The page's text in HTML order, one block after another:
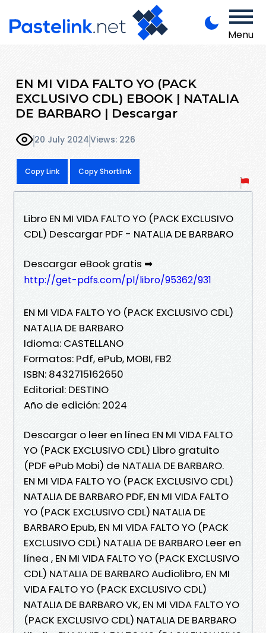
Menu
EN MI VIDA FALTO YO (PACK
EXCLUSIVO CDL) EBOOK | NATALIA
DE BARBARO | Descargar
20 July 2024Views: 226
Copy Link Copy Shortlink
Libro EN MI VIDA FALTO YO (PACK EXCLUSIVO
CDL) Descargar PDF - NATALIA DE BARBARO
Descargar eBook gratis ➡
http://get-pdfs.com/pl/libro/95362/931
EN MI VIDA FALTO YO (PACK EXCLUSIVO CDL)
NATALIA DE BARBARO
Idioma: CASTELLANO
Formatos: Pdf, ePub, MOBI, FB2
ISBN: 8432715162650
Editorial: DESTINO
Año de edición: 2024
Descargar o leer en línea EN MI VIDA FALTO
YO (PACK EXCLUSIVO CDL) Libro gratuito
(PDF ePub Mobi) de NATALIA DE BARBARO.
EN MI VIDA FALTO YO (PACK EXCLUSIVO CDL)
NATALIA DE BARBARO PDF, EN MI VIDA FALTO
YO (PACK EXCLUSIVO CDL) NATALIA DE
BARBARO Epub, EN MI VIDA FALTO YO (PACK
EXCLUSIVO CDL) NATALIA DE BARBARO Leer en
línea , EN MI VIDA FALTO YO (PACK EXCLUSIVO
CDL) NATALIA DE BARBARO Audiolibro, EN MI
VIDA FALTO YO (PACK EXCLUSIVO CDL)
NATALIA DE BARBARO VK, EN MI VIDA FALTO YO
(PACK EXCLUSIVO CDL) NATALIA DE BARBARO